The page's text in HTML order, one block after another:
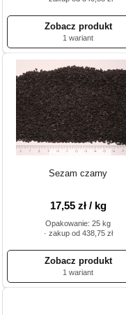
1 wariant
Sezam czarny
17,55 zł / kg
Opakowanie: 25 kg
· zakup od 438,75 zł
1 wariant